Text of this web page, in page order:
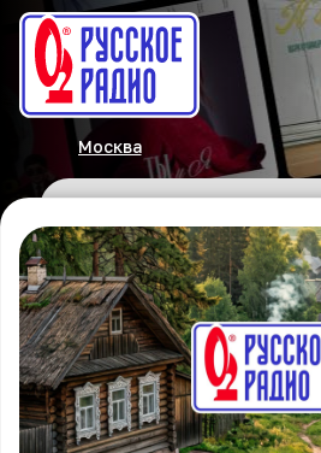
Москва